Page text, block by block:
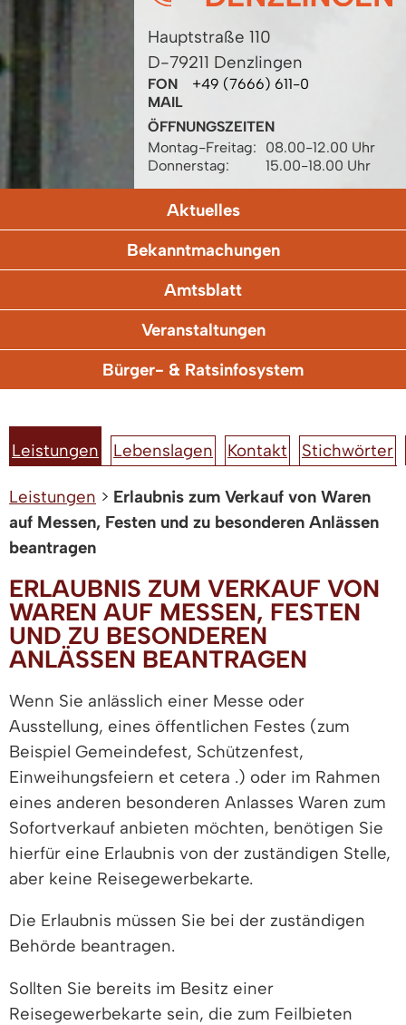
Hauptstraße 110
D-79211 Denzlingen
FON
+49 (7666) 611-0
MAIL
ÖFFNUNGSZEITEN
Montag-Freitag:
08.00-12.00 Uhr
Donnerstag:
15.00-18.00 Uhr
Aktuelles
Bekanntmachungen
Amtsblatt
Veranstaltungen
Bürger- & Ratsinfosystem
Leistungen Lebenslagen Kontakt Stichwörter
Leistungen > Erlaubnis zum Verkauf von Waren
auf Messen, Festen und zu besonderen Anlässen
beantragen
ERLAUBNIS ZUM VERKAUF VON
WAREN AUF MESSEN, FESTEN
UND ZU BESONDEREN
ANLÄSSEN BEANTRAGEN
Wenn Sie anlässlich einer Messe oder
Ausstellung, eines öffentlichen Festes (zum
Beispiel Gemeindefest, Schützenfest,
Einweihungsfeiern et cetera .) oder im Rahmen
eines anderen besonderen Anlasses Waren zum
Sofortverkauf anbieten möchten, benötigen Sie
hierfür eine Erlaubnis von der zuständigen Stelle,
aber keine Reisegewerbekarte.
Die Erlaubnis müssen Sie bei der zuständigen
Behörde beantragen.
Sollten Sie bereits im Besitz einer
Reisegewerbekarte sein, die zum Feilbieten